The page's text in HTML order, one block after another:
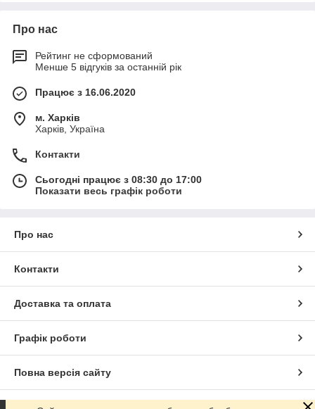
Про нас
Рейтинг не сформований
Менше 5 відгуків за останній рік
Працює з 16.06.2020
м. Харків
Харків, Україна
Контакти
Сьогодні працює з 08:30 до 17:00
Показати весь графік роботи
Про нас
Контакти
Доставка та оплата
Графік роботи
Повна версія сайту
Сайт створено на маркетплейсі Prom.ua